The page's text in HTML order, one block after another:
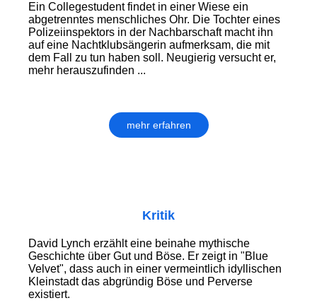
Ein Collegestudent findet in einer Wiese ein
abgetrenntes menschliches Ohr. Die Tochter eines
Polizeiinspektors in der Nachbarschaft macht ihn
auf eine Nachtklubsängerin aufmerksam, die mit
dem Fall zu tun haben soll. Neugierig versucht er,
mehr herauszufinden ...
mehr erfahren
Kritik
David Lynch erzählt eine beinahe mythische
Geschichte über Gut und Böse. Er zeigt in "Blue
Velvet", dass auch in einer vermeintlich idyllischen
Kleinstadt das abgründig Böse und Perverse
existiert.